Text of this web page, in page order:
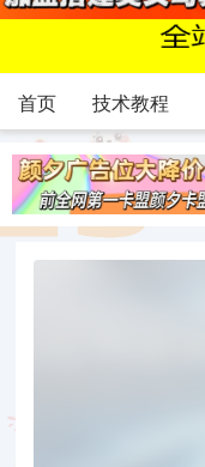
首页 技术教程